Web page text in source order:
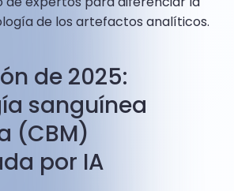
de los artefactos analíticos.
de 2025:
sanguínea
(CBM)
por IA